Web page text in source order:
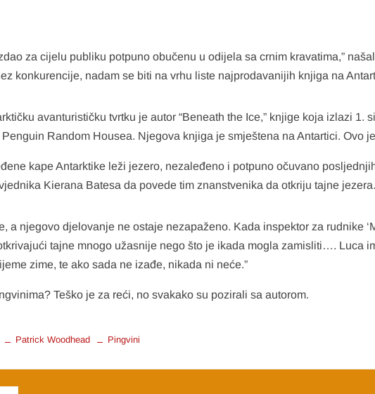
za cijelu publiku potpuno obučenu u odijela sa crnim kravatima,”
konkurencije, nadam se biti na vrhu liste najprodavanijih knjiga na
avanturističku tvrtku je autor “Beneath the Ice,” knjige koja izlazi
Random Housea. Njegova knjiga je smještena na Antartici. Ovo
kape Antarktike leži jezero, nezaleđeno i potpuno očuvano
Kierana Batesa da povede tim znanstvenika da otkriju tajne jezera.
a njegovo djelovanje ne ostaje nezapaženo. Kada inspektor za rudnike
tajne mnogo užasnije nego što je ikada mogla zamisliti…. Luca
zime, te ako sada ne izađe, nikada ni neće.”
Teško je za reći, no svakako su pozirali sa autorom.
Patrick Woodhead Pingvini